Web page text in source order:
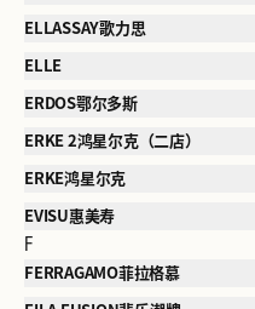
ELLASSAY歌力思
ELLE
ERDOS鄂尔多斯
ERKE 2鸿星尔克（二店）
ERKE鸿星尔克
EVISU惠美寿
F
FERRAGAMO菲拉格慕